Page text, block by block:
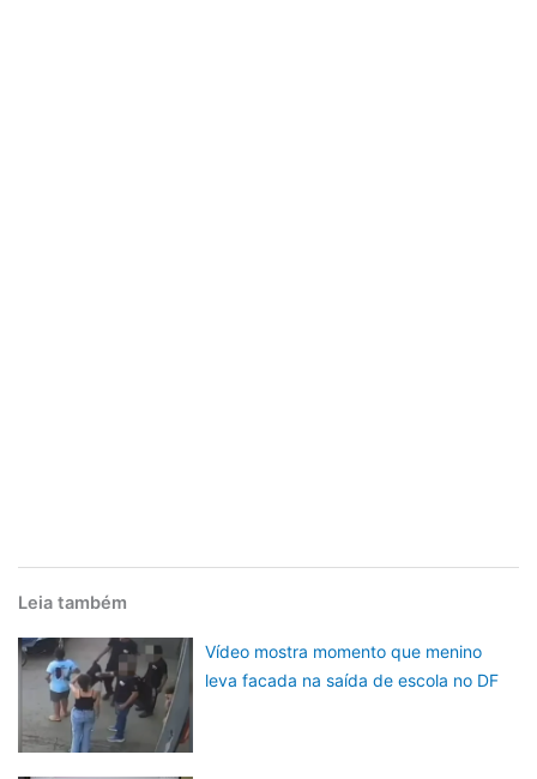
Leia também
Vídeo mostra momento que menino
leva facada na saída de escola no DF